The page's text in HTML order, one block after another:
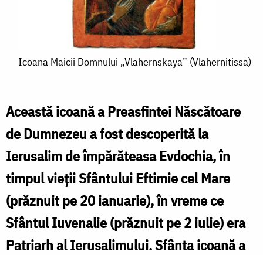
Icoana
„Vlahernskaya”
(Vlahernitissa)
Icoana Maicii Domnului „Vlahernskaya” (Vlahernitissa)
Această icoană a Preasfintei Născătoare
de Dumnezeu a fost descoperită la
Ierusalim de împărăteasa Evdochia, în
timpul vieții Sfântului Eftimie cel Mare
(prăznuit pe 20 ianuarie), în vreme ce
Sfântul Iuvenalie (prăznuit pe 2 iulie) era
Patriarh al Ierusalimului. Sfânta icoană a